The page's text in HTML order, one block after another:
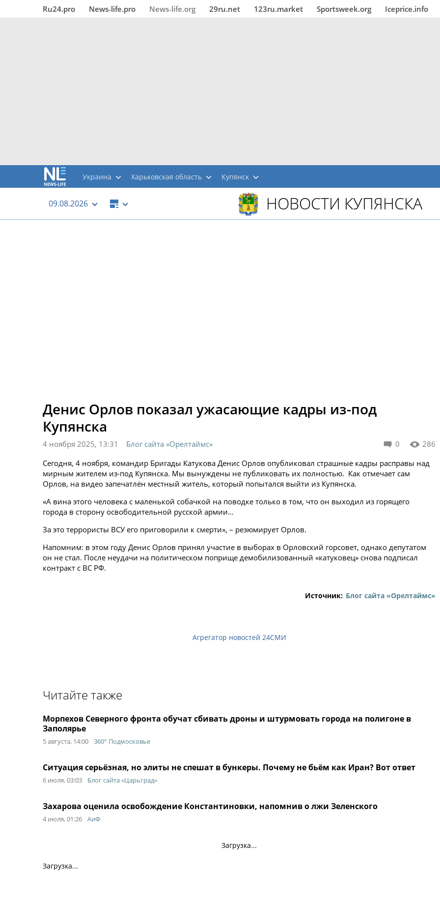
Ru24.pro News‑life.pro News‑life.org 29ru.net 123ru.market Sportsweek.org Iceprice.info
Украина Харьковская область Купянск
09.08.2026 НОВОСТИ КУПЯНСКА
Денис Орлов показал ужасающие кадры из-под
Купянска
0 286
4 ноября 2025, 13:31
Блог сайта «Орелтаймс»
Сегодня, 4 ноября, командир Бригады Катукова Денис Орлов опубликовал страшные кадры расправы над
мирным жителем из-под Купянска. Мы вынуждены не публиковать их полностью. Как отмечает сам
Орлов, на видео запечатлён местный житель, который попытался выйти из Купянска.
«А вина этого человека с маленькой собачкой на поводке только в том, что он выходил из горящего
города в сторону освободительной русской армии…
За это террористы ВСУ его приговорили к смерти», – резюмирует Орлов.
Напомним: в этом году Денис Орлов принял участие в выборах в Орловский горсовет, однако депутатом
он не стал. После неудачи на политическом поприще демобилизованный «катуковец» снова подписал
контракт с ВС РФ.
Источник: Блог сайта «Орелтаймс»
Агрегатор новостей 24СМИ
Читайте также
Морпехов Северного фронта обучат сбивать дроны и штурмовать города на полигоне в
Заполярье
5 августа, 14:00 360° Подмосковье
Ситуация серьёзная, но элиты не спешат в бункеры. Почему не бьём как Иран? Вот ответ
6 июля, 03:03 Блог сайта «Царьград»
Захарова оценила освобождение Константиновки, напомнив о лжи Зеленского
4 июля, 01:26 АиФ
Загрузка...
Загрузка...